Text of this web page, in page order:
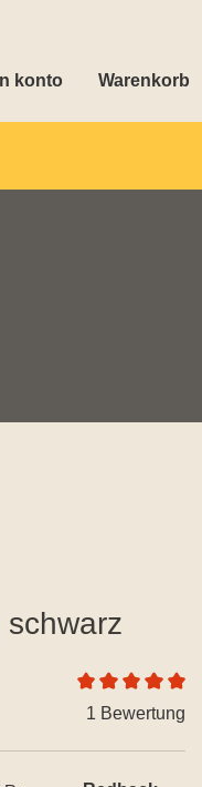
konto Warenkorb
1 Bewertung